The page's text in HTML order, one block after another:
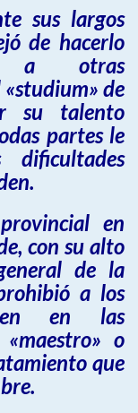
sus largos
de hacerlo
a otras
de
su talento
partes le
en
con su alto
de la
a los
en las
o
que